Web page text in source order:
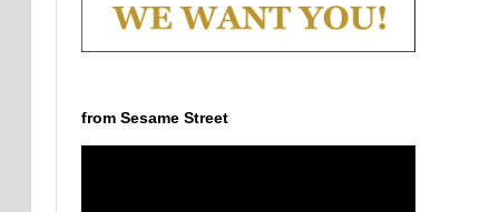
from Sesame Street